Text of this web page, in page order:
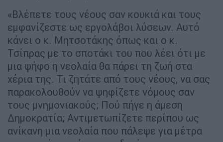
«Βλέπετε τους νέους σαν κουκιά και τους
εμφανίζεστε ως εργολάβοι λύσεων. Αυτό
κάνει ο κ. Μητσοτάκης όπως και ο κ.
Τσίπρας με το σποτάκι του που λέει ότι με
μια ψήφο η νεολαία θα πάρει τη ζωή στα
χέρια της. Τι ζητάτε από τους νέους, να σας
παρακολουθούν να ψηφίζετε νόμους σαν
τους μνημονιακούς; Πού πήγε η άμεση
Δημοκρατία; Αντιμετωπίζετε περίπου ως
ανίκανη μια νεολαία που πάλεψε για μέτρα